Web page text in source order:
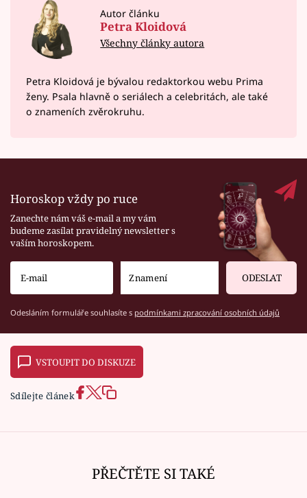
Autor článku
Petra Kloidová
Všechny články autora
Petra Kloidová je bývalou redaktorkou webu Prima
ženy. Psala hlavně o seriálech a celebritách, ale také
o znameních zvěrokruhu.
Horoskop vždy po ruce
Zanechte nám váš e-mail a my vám
budeme zasílat pravidelný newsletter s
vaším horoskopem.
ODESLAT
Odesláním formuláře souhlasíte s podmínkami zpracování osobních údajů
VSTOUPIT DO DISKUZE
Sdílejte článek
PŘEČTĚTE SI TAKÉ